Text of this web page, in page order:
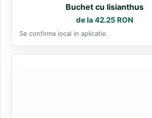
Buchet cu lisianthus
de la 42.25 RON
Se confirma local in aplicatie.